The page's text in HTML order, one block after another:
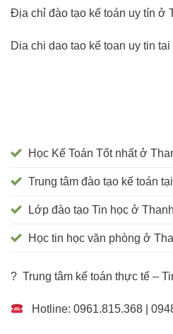
Địa chỉ đào tạo kế toán uy tín ở
Dia chi dao tao kế toan uy tin
Học Kế Toán Tốt nhất ở
Trung tâm đào tạo kế toán
Lớp đào tạo Tin học ở
Học tin học văn phòng ở
? Trung tâm kế toán thực tế –
Hotline: 0961.815.368 |